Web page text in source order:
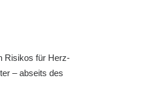
Risikos für Herz-
– abseits des